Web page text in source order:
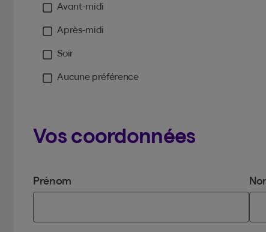
Avant-midi
Après-midi
Soir
Aucune préférence
Vos coordonnées
Prénom